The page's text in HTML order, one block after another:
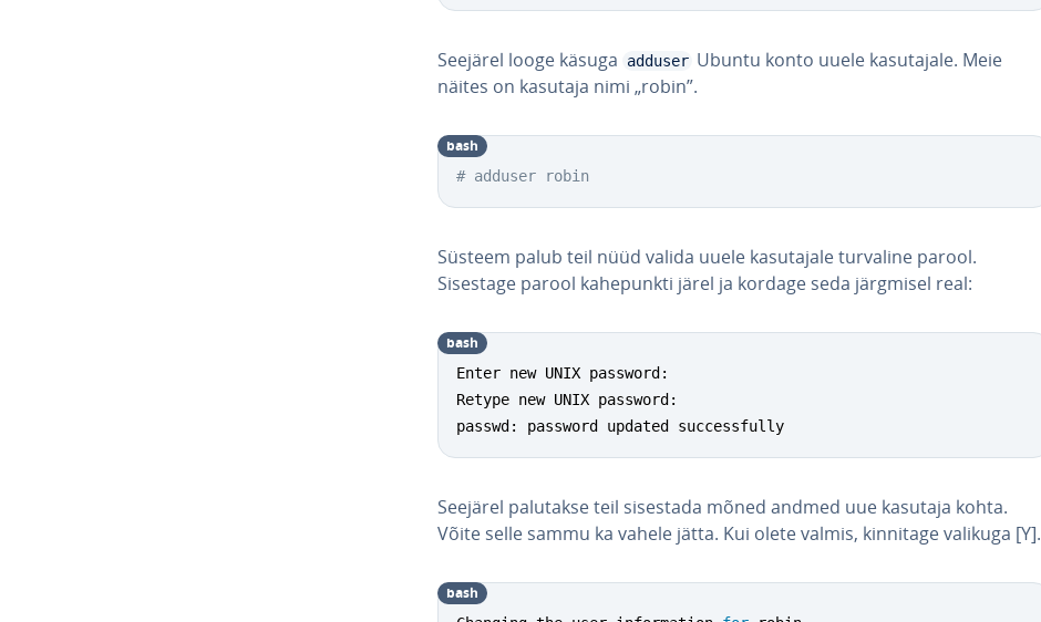
Seejärel looge käsuga adduser Ubuntu konto uuele ka­su­tajale. Meie
näites on kasutaja nimi „robin”.
# adduser robin
bash
Süsteem palub teil nüüd valida uuele ka­su­tajale turvaline parool.
Sisestage parool ka­he­punkti järel ja kordage seda järgmisel real:
Enter new UNIX password:
Retype new UNIX password:
passwd: password updated successfully
bash
Seejärel palutakse teil sisestada mõned andmed uue kasutaja kohta.
Võite selle sammu ka vahele jätta. Kui olete valmis, kinnitage valikuga [Y].
bash